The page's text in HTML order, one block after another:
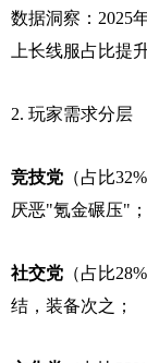
数据洞察：2025
上长线服占比提
2. 玩家需求分层
竞技党 （占比
厌恶"氪金碾压"；
社交党 （占比
结，装备次之；